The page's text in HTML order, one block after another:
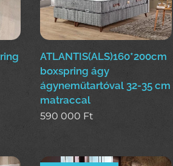
ATLANTIS(ALS)160*200cm
boxspring ágy
ágyneműtartóval 32-35 cm
matraccal
590 000 Ft